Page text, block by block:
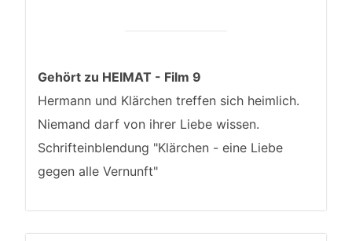
Gehört zu HEIMAT - Film 9
Hermann und Klärchen treffen sich heimlich.
Niemand darf von ihrer Liebe wissen.
Schrifteinblendung "Klärchen - eine Liebe
gegen alle Vernunft"